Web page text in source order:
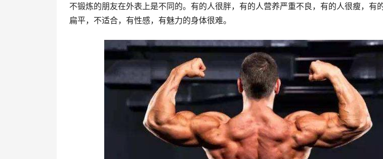
不锻炼的朋友在外表上是不同的。有的人很胖，有的人营养严重不良，有的人很瘦，有
扁平，不适合，有性感，有魅力的身体很难。